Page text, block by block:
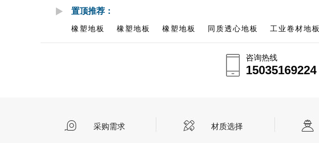
置顶推荐：
橡塑地板 橡塑地板 橡塑地板 同质透心地板 工业卷材地板
咨询热线
15035169224
15035169224
采购需求 材质选择